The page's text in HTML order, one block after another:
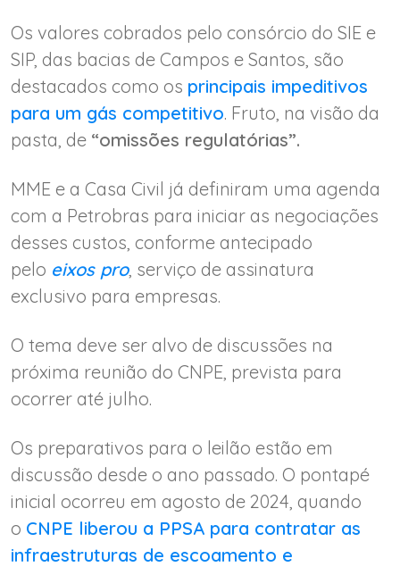
Os valores cobrados pelo consórcio do SIE e
SIP, das bacias de Campos e Santos, são
destacados como os principais impeditivos
para um gás competitivo. Fruto, na visão da
pasta, de “omissões regulatórias”.
MME e a Casa Civil já definiram uma agenda
com a Petrobras para iniciar as negociações
desses custos, conforme antecipado
pelo eixos pro, serviço de assinatura
exclusivo para empresas.
O tema deve ser alvo de discussões na
próxima reunião do CNPE, prevista para
ocorrer até julho.
Os preparativos para o leilão estão em
discussão desde o ano passado. O pontapé
inicial ocorreu em agosto de 2024, quando
o CNPE liberou a PPSA para contratar as
infraestruturas de escoamento e